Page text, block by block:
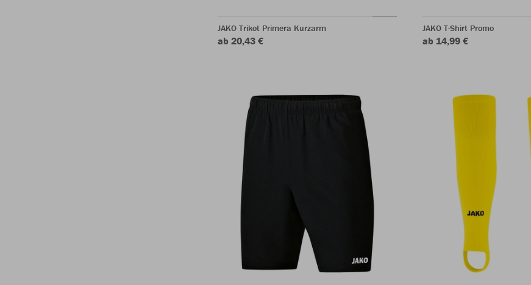
JAKO Trikot Primera Kurzarm
ab 20,43 €
JAKO T-Shirt Promo
ab 14,99 €